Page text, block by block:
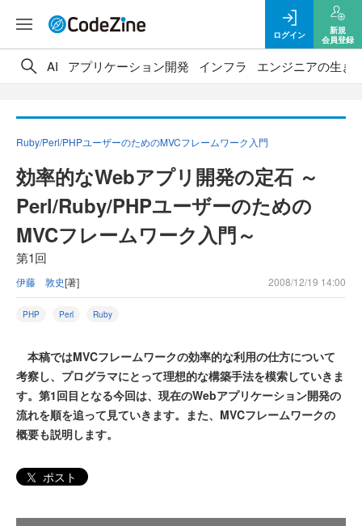
ログイン
新規
会員登録
AI アプリケーション開発 インフラ エンジニアの生き
Ruby/Perl/PHPユーザーのためのMVCフレームワーク入門
効率的なWebアプリ開発の定石 ～
Perl/Ruby/PHPユーザーのための
MVCフレームワーク入門～
第1回
伊藤 敦史[著] 2008/12/19 14:00
PHP Perl Ruby
本稿ではMVCフレームワークの効率的な利用の仕方について
考察し、プログラマにとって理想的な構築手法を模索していきま
す。第1回目となる今回は、現在のWebアプリケーション開発の
流れを順を追って見ていきます。また、MVCフレームワークの
概要も説明します。
ポスト